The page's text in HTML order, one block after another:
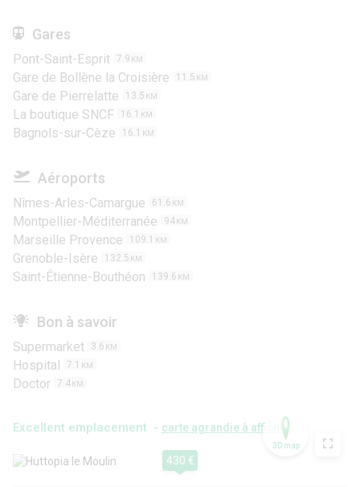
Gares
Pont-Saint-Esprit 7.9 KM
Gare de Bollène la Croisière 11.5 KM
Gare de Pierrelatte 13.5 KM
La boutique SNCF 16.1 KM
Bagnols-sur-Cèze 16.1 KM
Aéroports
Nîmes-Arles-Camargue 61.6 KM
Montpellier-Méditerranée 94 KM
Marseille Provence 109.1 KM
Grenoble-Isère 132.5 KM
Saint-Étienne-Bouthéon 139.6 KM
Bon à savoir
Supermarket 3.6 KM
Hospital 7.1 KM
Doctor 7.4 KM
Excellent emplacement - carte agrandie à afficher
430 €
3D map